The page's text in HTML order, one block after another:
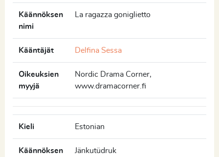
Käännöksen
nimi
La ragazza goniglietto
Kääntäjät Delfina Sessa
Oikeuksien
myyjä
Nordic Drama Corner,
www.dramacorner.fi
Kieli Estonian
Käännöksen
Jänkutüdruk